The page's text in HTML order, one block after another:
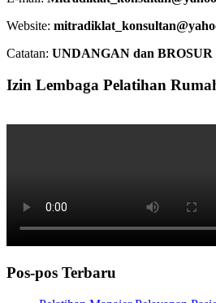
Website:
Catatan: UNDANGAN dan BROSUR
Izin Lembaga Pelatihan
Pos-pos Terbaru